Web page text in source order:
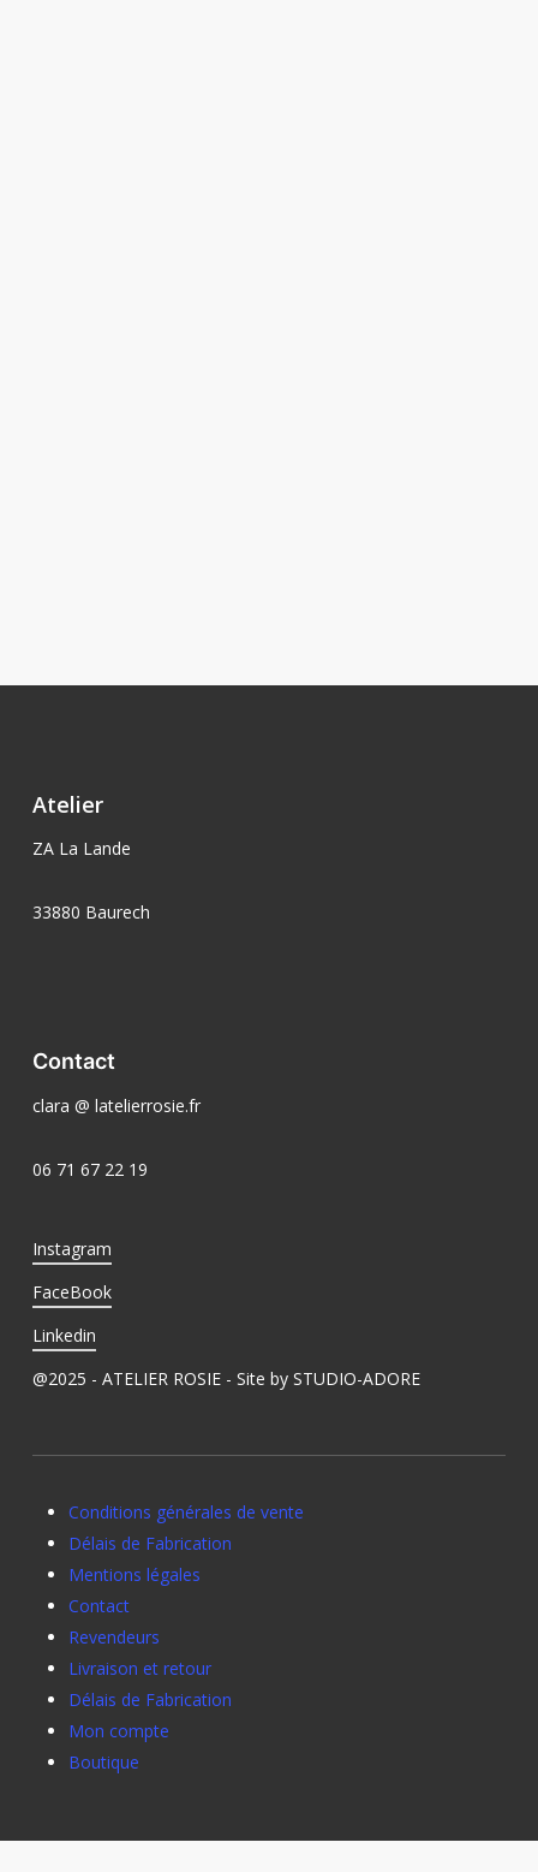
Atelier
ZA La Lande
33880 Baurech
Contact
clara @ latelierrosie.fr
06 71 67 22 19
Instagram
FaceBook
Linkedin
@2025 - ATELIER ROSIE - Site by STUDIO-ADORE
Conditions générales de vente
Délais de Fabrication
Mentions légales
Contact
Revendeurs
Livraison et retour
Délais de Fabrication
Mon compte
Boutique